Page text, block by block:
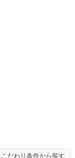
こだわり条件から探す